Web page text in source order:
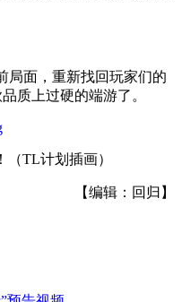
局面，重新找回玩家们的
质上过硬的端游了。
TL计划插画）
【编辑：回归】